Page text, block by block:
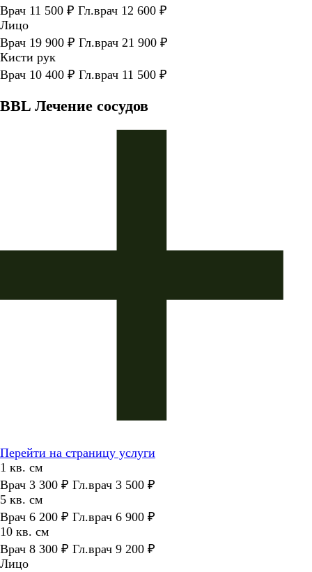
Врач 11 500 ₽ Гл.врач 12 600 ₽
Лицо
Врач 19 900 ₽ Гл.врач 21 900 ₽
Кисти рук
Врач 10 400 ₽ Гл.врач 11 500 ₽
BBL Лечение сосудов
Перейти на страницу услуги
1 кв. см
Врач 3 300 ₽ Гл.врач 3 500 ₽
5 кв. см
Врач 6 200 ₽ Гл.врач 6 900 ₽
10 кв. см
Врач 8 300 ₽ Гл.врач 9 200 ₽
Лицо